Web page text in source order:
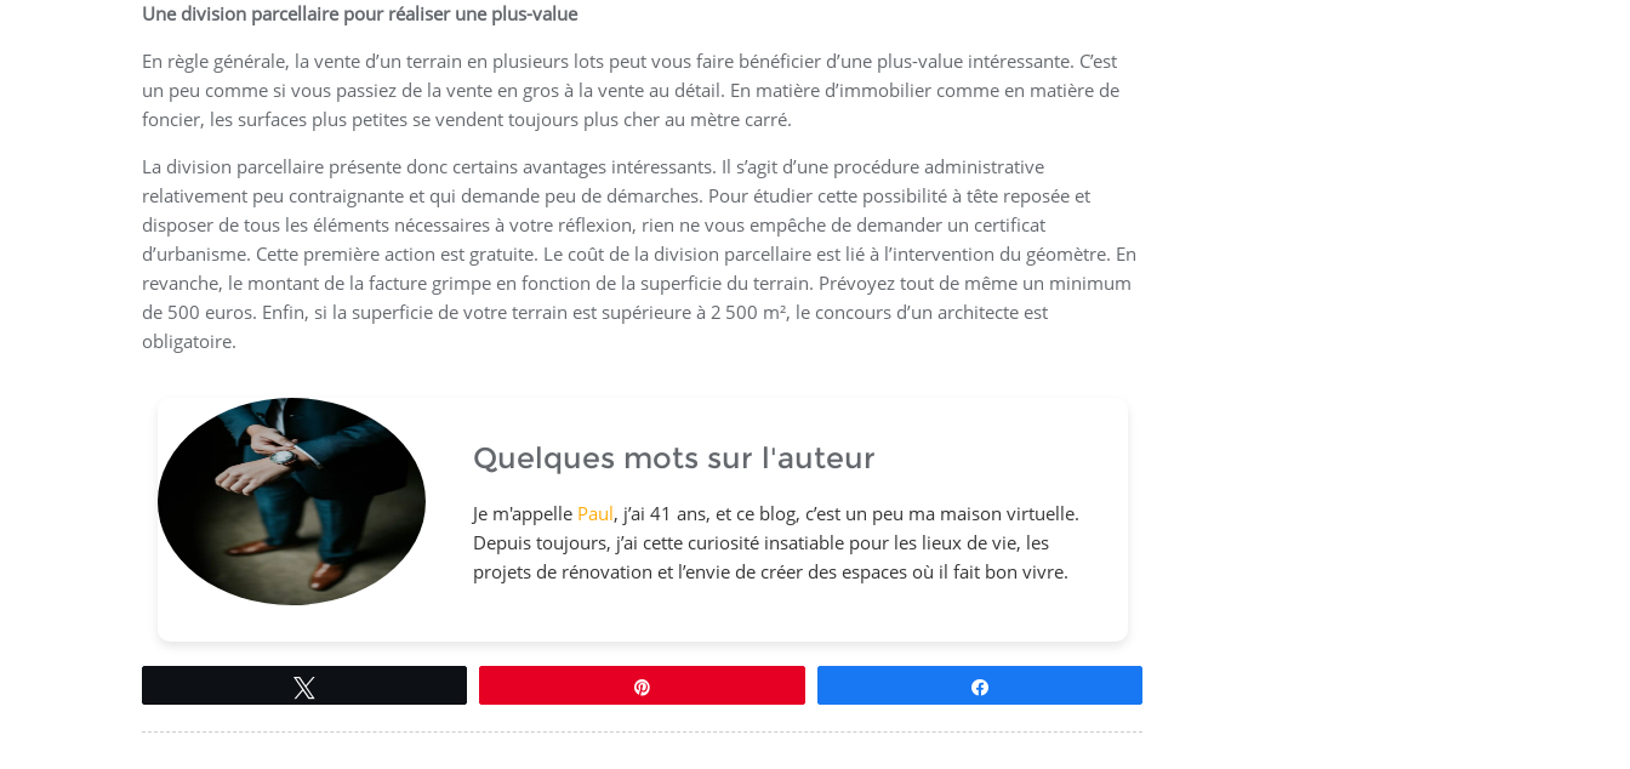
Une division parcellaire pour réaliser une plus-value
En règle générale, la vente d’un terrain en plusieurs lots peut vous faire bénéficier d’une plus-value intéressante. C’est
un peu comme si vous passiez de la vente en gros à la vente au détail. En matière d’immobilier comme en matière de
foncier, les surfaces plus petites se vendent toujours plus cher au mètre carré.
La division parcellaire présente donc certains avantages intéressants. Il s’agit d’une procédure administrative
relativement peu contraignante et qui demande peu de démarches. Pour étudier cette possibilité à tête reposée et
disposer de tous les éléments nécessaires à votre réflexion, rien ne vous empêche de demander un certificat
d’urbanisme. Cette première action est gratuite. Le coût de la division parcellaire est lié à l’intervention du géomètre. En
revanche, le montant de la facture grimpe en fonction de la superficie du terrain. Prévoyez tout de même un minimum
de 500 euros. Enfin, si la superficie de votre terrain est supérieure à 2 500 m², le concours d’un architecte est
obligatoire.
Quelques mots sur l'auteur
Je m'appelle Paul, j’ai 41 ans, et ce blog, c’est un peu ma maison virtuelle.
Depuis toujours, j’ai cette curiosité insatiable pour les lieux de vie, les
projets de rénovation et l’envie de créer des espaces où il fait bon vivre.